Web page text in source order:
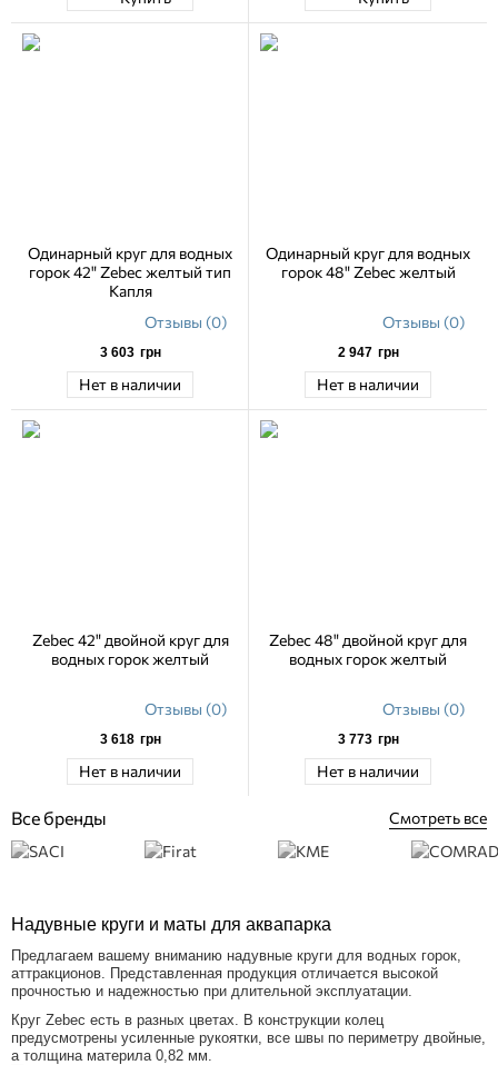
Одинарный круг для водных
горок 42" Zebec желтый тип
Капля
Отзывы (0)
3 603 грн
Нет в наличии
Одинарный круг для водных
горок 48" Zebec желтый
Отзывы (0)
2 947 грн
Нет в наличии
Zebec 42" двойной круг для
водных горок желтый
Отзывы (0)
3 618 грн
Нет в наличии
Zebec 48" двойной круг для
водных горок желтый
Отзывы (0)
3 773 грн
Нет в наличии
Все бренды Смотреть все
Надувные круги и маты для аквапарка
Предлагаем вашему вниманию надувные круги для водных горок,
аттракционов. Представленная продукция отличается высокой
прочностью и надежностью при длительной эксплуатации.
Круг Zebec есть в разных цветах. В конструкции колец
предусмотрены усиленные рукоятки, все швы по периметру двойные,
а толщина материла 0,82 мм.